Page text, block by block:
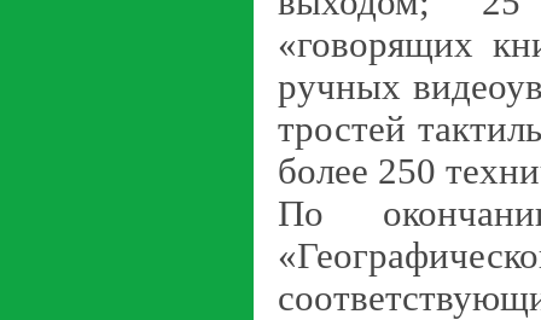
«говорящих
ручных
тростей
более 250
По